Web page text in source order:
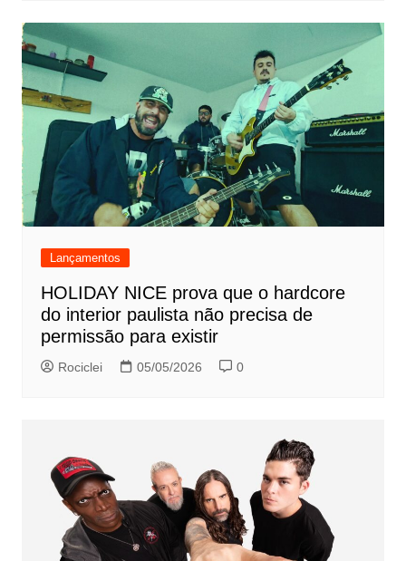
Lançamentos
HOLIDAY NICE prova que o hardcore
do interior paulista não precisa de
permissão para existir
Rociclei 05/05/2026 0